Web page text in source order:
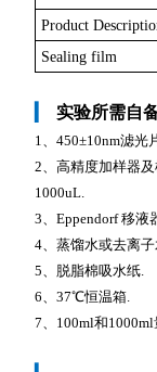
Product
Sealing film
实验所需自
1、450±10nm滤光
2、高精度加样器
1000uL.
3、Eppendorf 移液
4、蒸馏水或去离
5、脱脂棉吸水纸.
6、37℃恒温箱.
7、100ml和1000ml